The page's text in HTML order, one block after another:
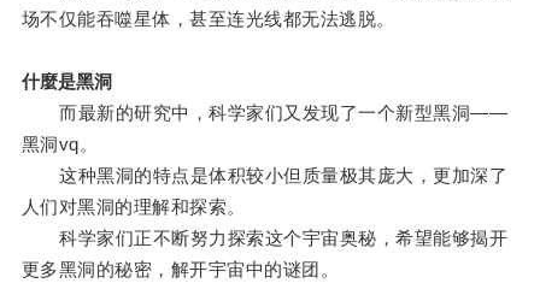
场不仅能吞噬星体，甚至连光线都无法逃脱。
什麼是黑洞
而最新的研究中，科学家们又发现了一个新型黑洞——
黑洞vq。
这种黑洞的特点是体积较小但质量极其庞大，更加深了
人们对黑洞的理解和探索。
科学家们正不断努力探索这个宇宙奥秘，希望能够揭开
更多黑洞的秘密，解开宇宙中的谜团。